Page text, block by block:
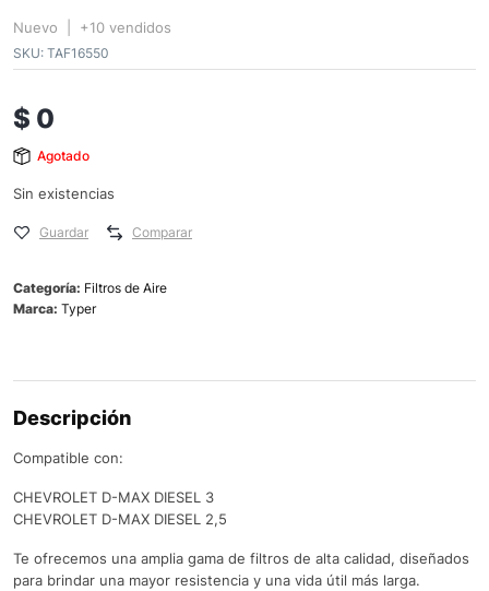
Nuevo | +10 vendidos
SKU: TAF16550
$ 0
Agotado
Sin existencias
Guardar Comparar
Categoría: Filtros de Aire
Marca: Typer
Descripción
Compatible con:
CHEVROLET D-MAX DIESEL 3
CHEVROLET D-MAX DIESEL 2,5
Te ofrecemos una amplia gama de filtros de alta calidad, diseñados
para brindar una mayor resistencia y una vida útil más larga.